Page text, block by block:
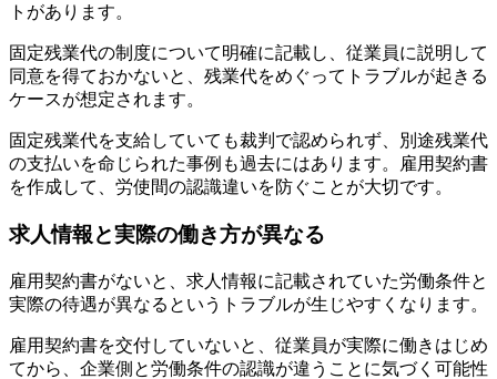
トがあります。
固定残業代の制度について明確に記載し、従業員に説明して
同意を得ておかないと、残業代をめぐってトラブルが起きる
ケースが想定されます。
固定残業代を支給していても裁判で認められず、別途残業代
の支払いを命じられた事例も過去にはあります。雇用契約書
を作成して、労使間の認識違いを防ぐことが大切です。
求人情報と実際の働き方が異なる
雇用契約書がないと、求人情報に記載されていた労働条件と
実際の待遇が異なるというトラブルが生じやすくなります。
雇用契約書を交付していないと、従業員が実際に働きはじめ
てから、企業側と労働条件の認識が違うことに気づく可能性